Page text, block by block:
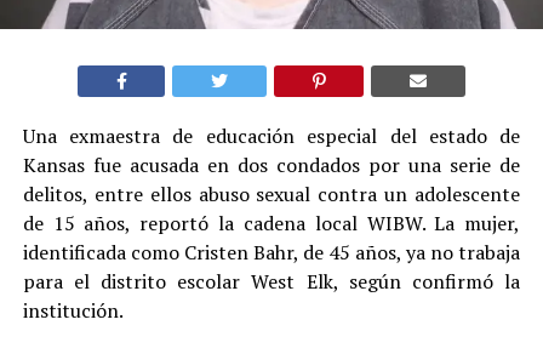
Una exmaestra de educación especial del estado de
Kansas fue acusada en dos condados por una serie de
delitos, entre ellos abuso sexual contra un adolescente
de 15 años, reportó la cadena local WIBW. La mujer,
identificada como Cristen Bahr, de 45 años, ya no trabaja
para el distrito escolar West Elk, según confirmó la
institución.